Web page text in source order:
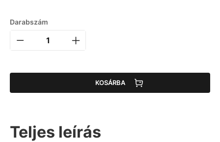
Darabszám
KOSÁRBA
Teljes leírás